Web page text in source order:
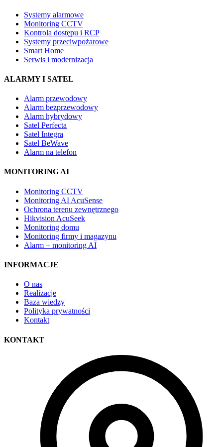
Systemy alarmowe
Monitoring CCTV
Kontrola dostępu i RCP
Systemy przeciwpożarowe
Smart Home
Serwis i modernizacja
ALARMY I SATEL
Alarm przewodowy
Alarm bezprzewodowy
Alarm hybrydowy
Satel Perfecta
Satel Integra
Satel BeWave
Alarm na telefon
MONITORING AI
Monitoring CCTV
Monitoring AI AcuSense
Ochrona terenu zewnętrznego
Hikvision AcuSeek
Monitoring domu
Monitoring firmy i magazynu
Alarm + monitoring AI
INFORMACJE
O nas
Realizacje
Baza wiedzy
Polityka prywatności
Kontakt
KONTAKT